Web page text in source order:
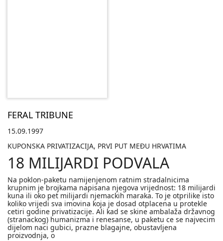
FERAL TRIBUNE
15.09.1997
KUPONSKA PRIVATIZACIJA, PRVI PUT MEÐU HRVATIMA
18 MILIJARDI PODVALA
Na poklon-paketu namijenjenom ratnim stradalnicima
krupnim je brojkama napisana njegova vrijednost: 18 milijardi
kuna ili oko pet milijardi njemackih maraka. To je otprilike isto
koliko vrijedi sva imovina koja je dosad otplacena u protekle
cetiri godine privatizacije. Ali kad se skine ambalaža državnog
(stranackog) humanizma i renesanse, u paketu ce se najvecim
dijelom naci gubici, prazne blagajne, obustavljena
proizvodnja, o